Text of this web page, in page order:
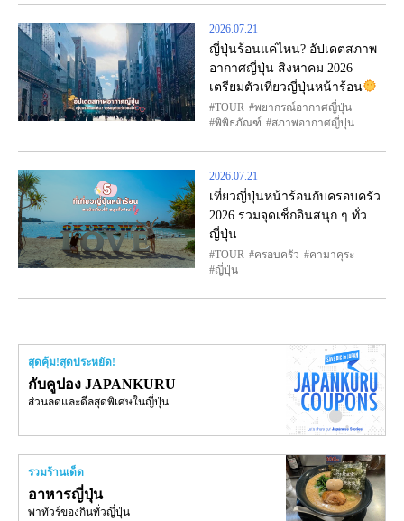
2026.07.21
ญี่ปุ่นร้อนแค่ไหน? อัปเดตสภาพ
อากาศญี่ปุ่น สิงหาคม 2026
เตรียมตัวเที่ยวญี่ปุ่นหน้าร้อน
TOUR
พยากรณ์อากาศญี่ปุ่น
พิพิธภัณฑ์
สภาพอากาศญี่ปุ่น
2026.07.21
เที่ยวญี่ปุ่นหน้าร้อนกับครอบครัว
2026 รวมจุดเช็กอินสนุก ๆ ทั่ว
ญี่ปุ่น
TOUR ครอบครัว
คามาคุระ
ญี่ปุ่น
สุดคุ้ม!สุดประหยัด!
กับคูปอง JAPANKURU
ส่วนลดและดีลสุดพิเศษในญี่ปุ่น
รวมร้านเด็ด
อาหารญี่ปุ่น
พาทัวร์ของกินทั่วญี่ปุ่น